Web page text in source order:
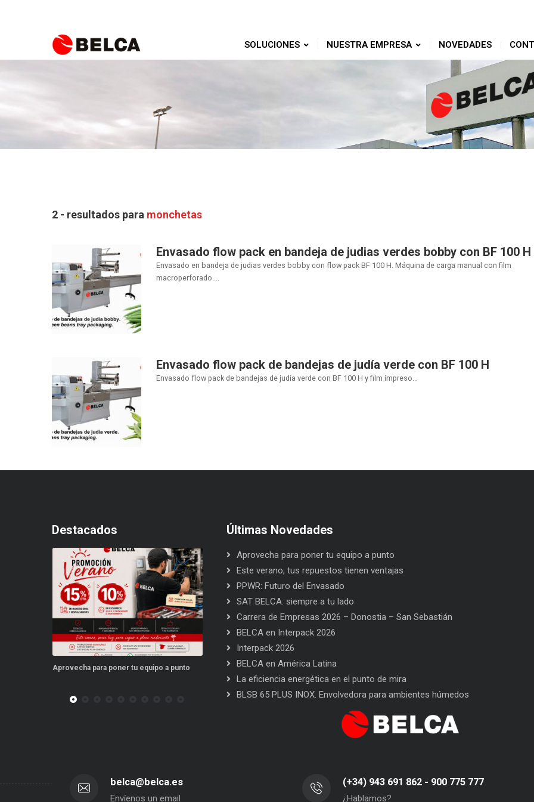
SOLUCIONES NUESTRA EMPRESA NOVEDADES
2 - resultados para monchetas
Envasado flow pack en bandeja de judias verdes bobby con BF 100 H
Envasado en bandeja de judias verdes bobby con flow pack BF 100 H. Máquina de carga manual con film
macroperforado....
Envasado flow pack de bandejas de judía verde con BF 100 H
Envasado flow pack de bandejas de judía verde con BF 100 H y film impreso...
Destacados
Aprovecha para poner tu equipo a punto Este verano, tus repuestos tienen ventajas
Últimas Novedades
Aprovecha para poner tu equipo a punto
Este verano, tus repuestos tienen ventajas
PPWR: Futuro del Envasado
SAT BELCA: siempre a tu lado
Carrera de Empresas 2026 – Donostia – San Sebastián
BELCA en Interpack 2026
Interpack 2026
BELCA en América Latina
La eficiencia energética en el punto de mira
BLSB 65 PLUS INOX. Envolvedora para ambientes húmedos
belca@belca.es
Envíenos un email
(+34) 943 691 862 - 900 775 777
¿Hablamos?